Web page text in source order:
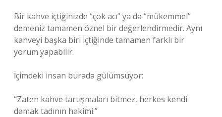
Bir kahve içtiğinizde “çok acı” ya da “mükemmel”
demeniz tamamen öznel bir değerlendirmedir. Aynı
kahveyi başka biri içtiğinde tamamen farklı bir
yorum yapabilir.
İçimdeki insan burada gülümsüyor:
“Zaten kahve tartışmaları bitmez, herkes kendi
damak tadının hakimi.”